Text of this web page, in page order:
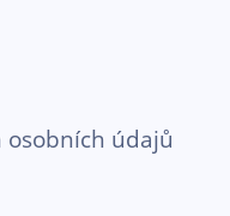
osobních údajů